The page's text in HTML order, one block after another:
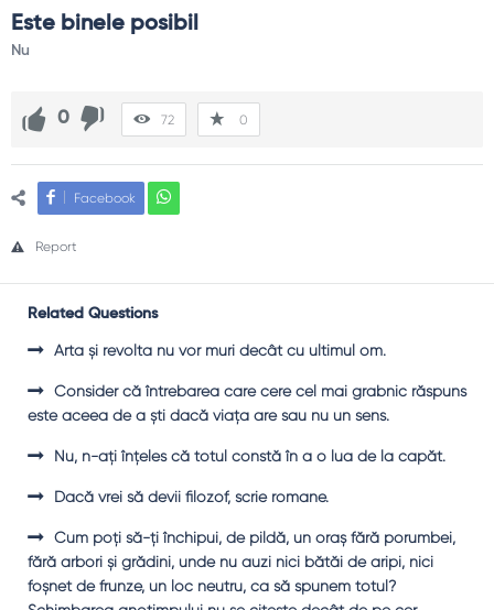
Este binele posibil
Nu
0 72 0
Facebook
Report
Related Questions
Arta și revolta nu vor muri decât cu ultimul om.
Consider că întrebarea care cere cel mai grabnic răspuns
este aceea de a ști dacă viața are sau nu un sens.
Nu, n-ați înțeles că totul constă în a o lua de la capăt.
Dacă vrei să devii filozof, scrie romane.
Cum poți să-ți închipui, de pildă, un oraș fără porumbei,
fără arbori și grădini, unde nu auzi nici bătăi de aripi, nici
foșnet de frunze, un loc neutru, ca să spunem totul?